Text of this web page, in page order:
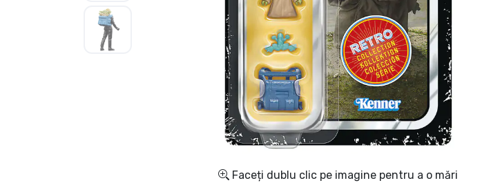
Faceți dublu clic pe imagine pentru a o mări
Sortare după serie